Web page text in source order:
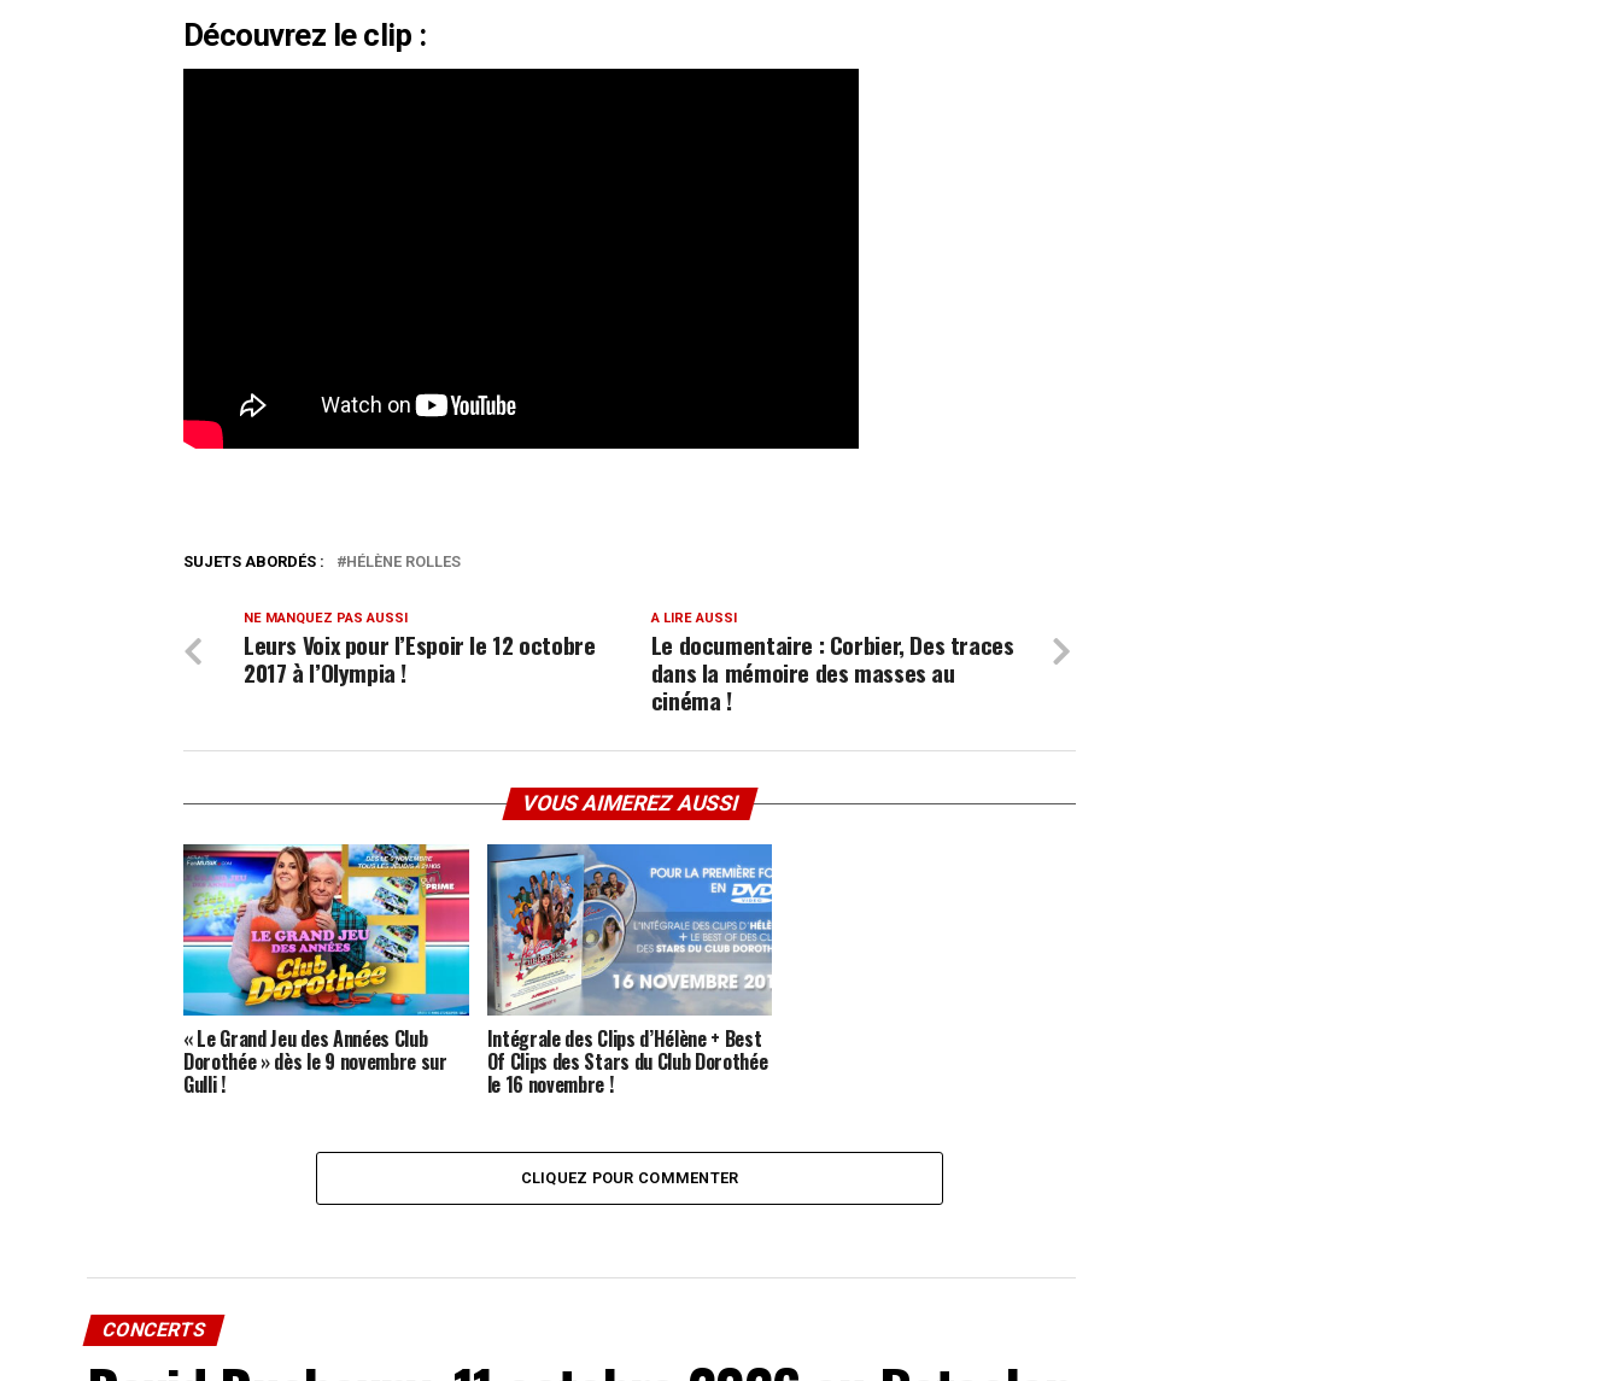
Découvrez le clip :
SUJETS ABORDÉS : HÉLÈNE ROLLES
A LIRE AUSSI
Le documentaire : Corbier, Des traces
dans la mémoire des masses au
cinéma !
NE MANQUEZ PAS AUSSI
Leurs Voix pour l’Espoir le 12 octobre
2017 à l’Olympia !
VOUS AIMEREZ AUSSI
« Le Grand Jeu des Années Club
Dorothée » dès le 9 novembre sur
Gulli !
Intégrale des Clips d’Hélène + Best
Of Clips des Stars du Club Dorothée
le 16 novembre !
CLIQUEZ POUR COMMENTER
CONCERTS